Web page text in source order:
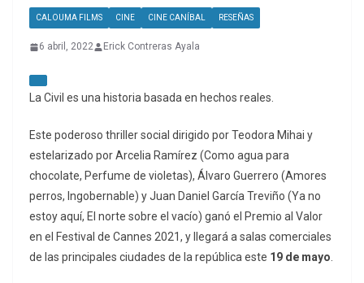
CALOUMA FILMS CINE CINE CANÍBAL RESEÑAS
6 abril, 2022 Erick Contreras Ayala
La Civil es una historia basada en hechos reales.
Este poderoso thriller social dirigido por Teodora Mihai y
estelarizado por Arcelia Ramírez (Como agua para
chocolate, Perfume de violetas), Álvaro Guerrero (Amores
perros, Ingobernable) y Juan Daniel García Treviño (Ya no
estoy aquí, El norte sobre el vacío) ganó el Premio al Valor
en el Festival de Cannes 2021, y llegará a salas comerciales
de las principales ciudades de la república este 19 de mayo